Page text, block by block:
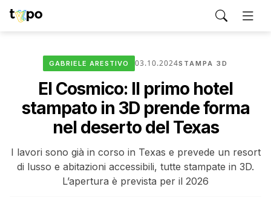
GABRIELE ARESTIVO 03.10.2024STAMPA 3D
El Cosmico: Il primo hotel
stampato in 3D prende forma
nel deserto del Texas
I lavori sono già in corso in Texas e prevede un resort
di lusso e abitazioni accessibili, tutte stampate in 3D.
L’apertura è prevista per il 2026